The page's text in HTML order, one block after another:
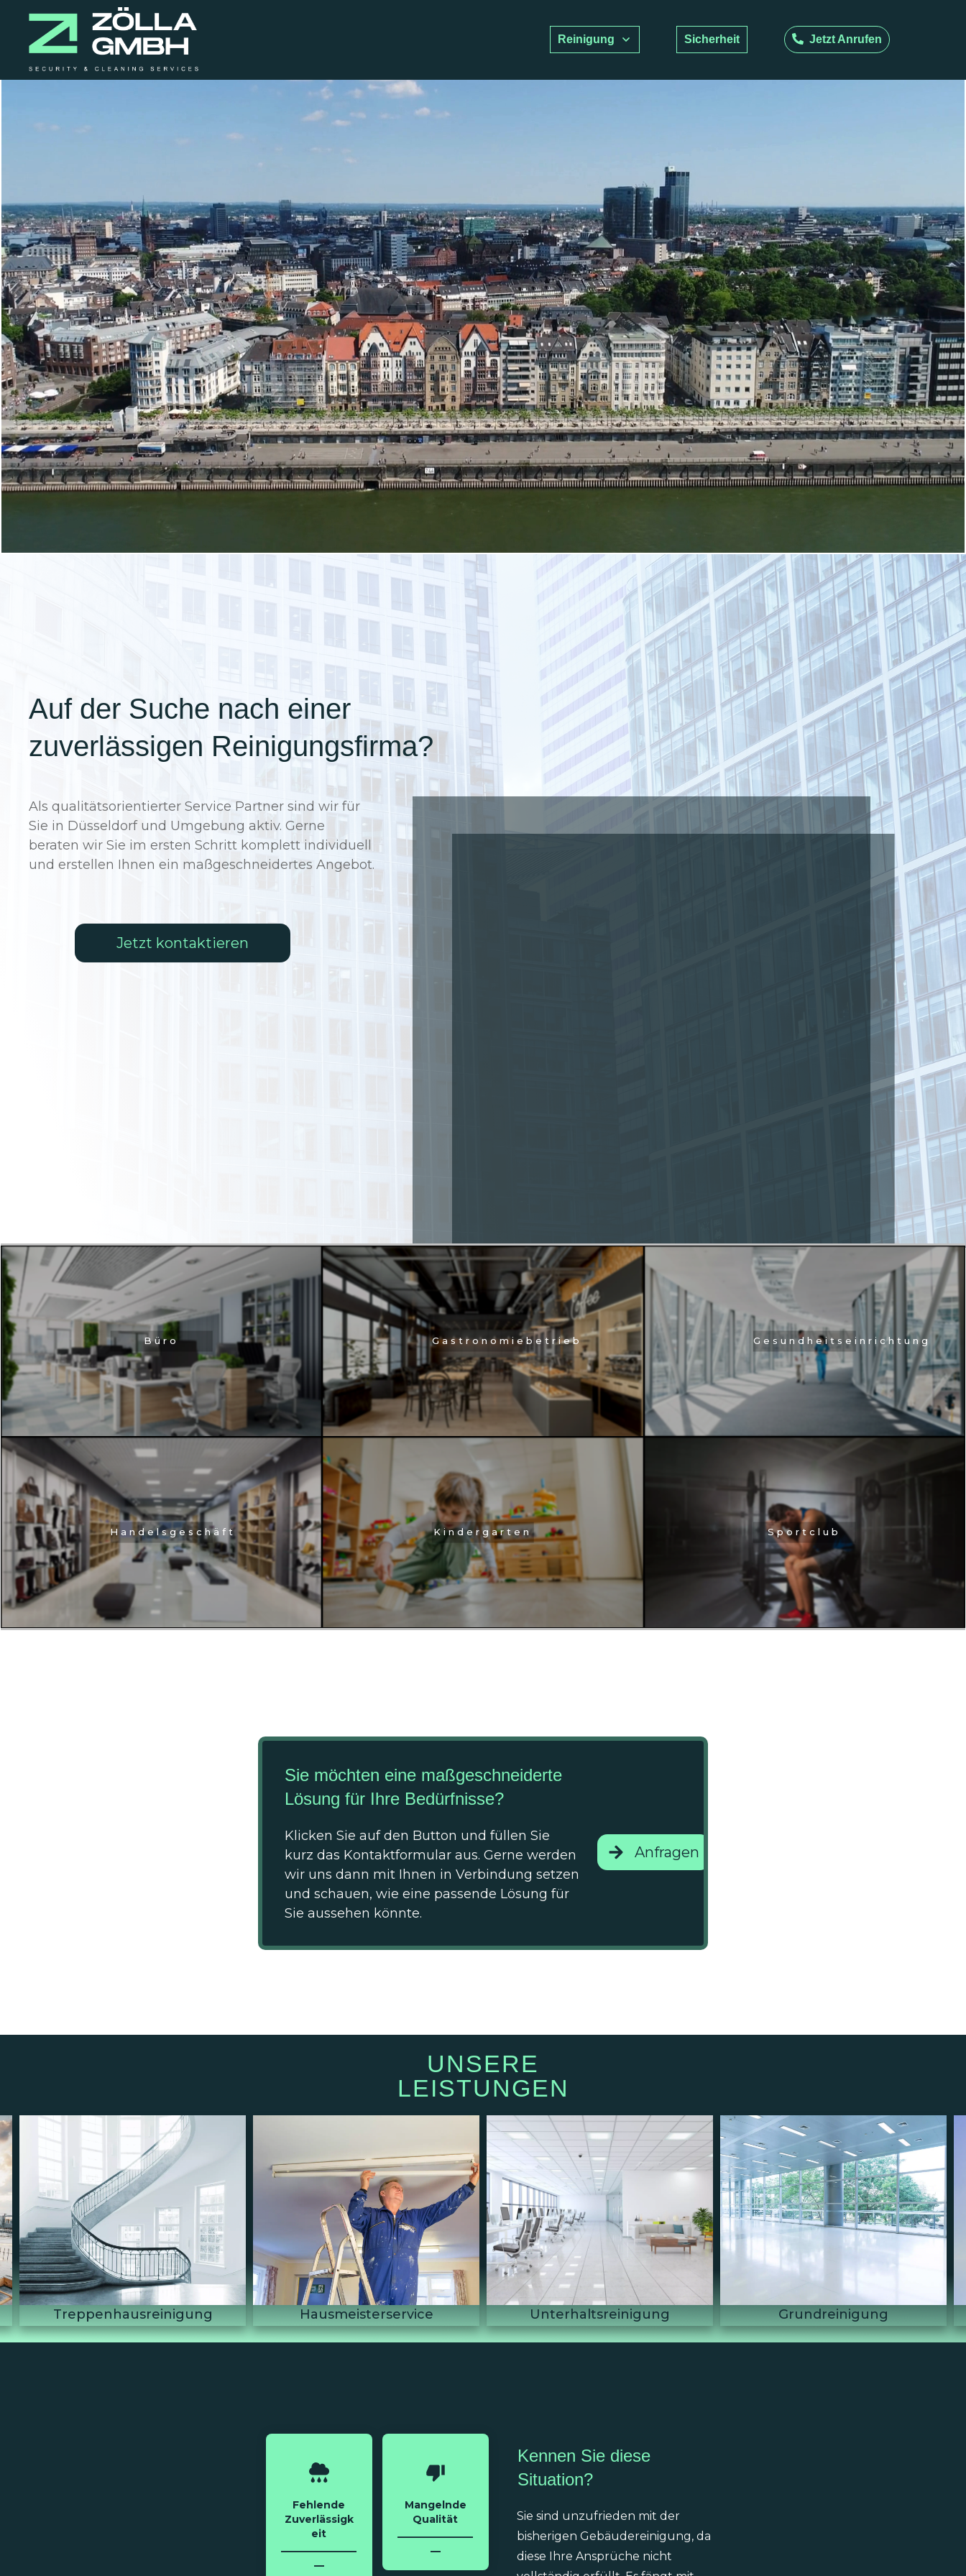
Reinigung Sicherheit Jetzt Anrufen
Auf der Suche nach einer
zuverlässigen Reinigungsfirma?
Als qualitätsorientierter Service Partner sind wir für
Sie in Düsseldorfund Umgebung aktiv. Gerne
beraten wir Sie im ersten Schritt komplett individuell
und erstellen Ihnen ein maßgeschneidertes Angebot.
Jetzt kontaktieren
Büro Gastronomiebetrieb Gesundheitseinrichtung
Handelsgeschäft Kindergarten Sportclub
Sie möchten eine maßgeschneiderte
Lösung für Ihre Bedürfnisse?
Klicken Sie auf den Button und füllen Sie
kurz das Kontaktformular aus. Gerne werden
wir uns dann mit Ihnen in Verbindung setzen
und schauen, wie eine passende Lösung für
Sie aussehen könnte.
Anfragen
UNSERE
LEISTUNGEN
Hausmeisterservice Unterhaltsreinigung Grundreinigung Glasreinigung
Fehlende
Zuverlässigk
eit
_______________
__
Mangelnde
Qualität
_______________
__
Kennen Sie diese
Situation?
Sie sind unzufrieden mit der
bisherigen Gebäudereinigung, da
diese Ihre Ansprüche nicht